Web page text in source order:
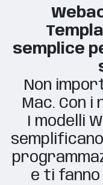
semplice
Non
Mac. Con
I modelli
e ti